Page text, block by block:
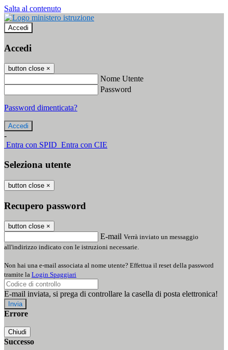
Salta al contenuto
Accedi
Accedi
button close ×
Nome Utente
Password
Password dimenticata?
-
Entra con SPID Entra con CIE
Seleziona utente
button close ×
Recupero password
button close ×
E-mail Verrà inviato un messaggio
all'indirizzo indicato con le istruzioni necessarie.
Non hai una e-mail associata al nome utente? Effettua il reset della password
tramite la Login Spaggiari
E-mail inviata, si prega di controllare la casella di posta elettronica!
Errore
Chiudi
Successo